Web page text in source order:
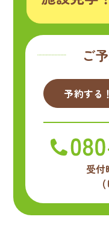
ご
予約する！
受付
(